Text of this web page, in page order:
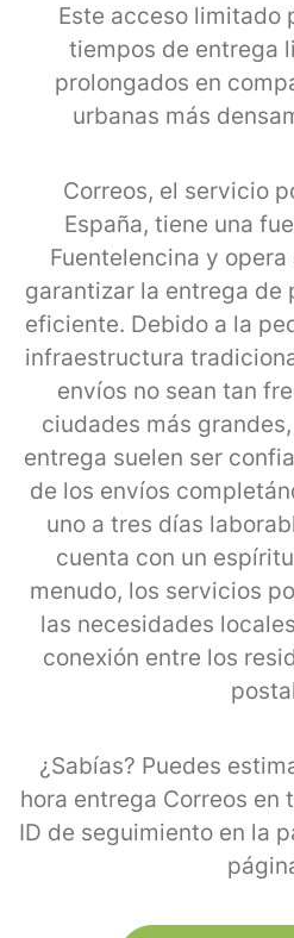
Este acceso limitado
tiempos de entrega
prolongados en
urbanas más
Correos, el servicio
España, tiene una
Fuentelencina y
garantizar la entrega de
eficiente. Debido a la
infraestructura
envíos no sean tan
ciudades más
entrega suelen ser
de los envíos
uno a tres días
cuenta con un
menudo, los servicios
las necesidades
conexión entre los
¿Sabías? Puedes
hora entrega Correos en
ID de seguimiento en la